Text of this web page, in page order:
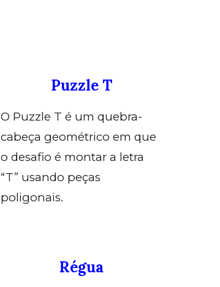
Puzzle T
O Puzzle T é um quebra-
cabeça geométrico em que
o desafio é montar a letra
“T” usando peças
poligonais.
Régua